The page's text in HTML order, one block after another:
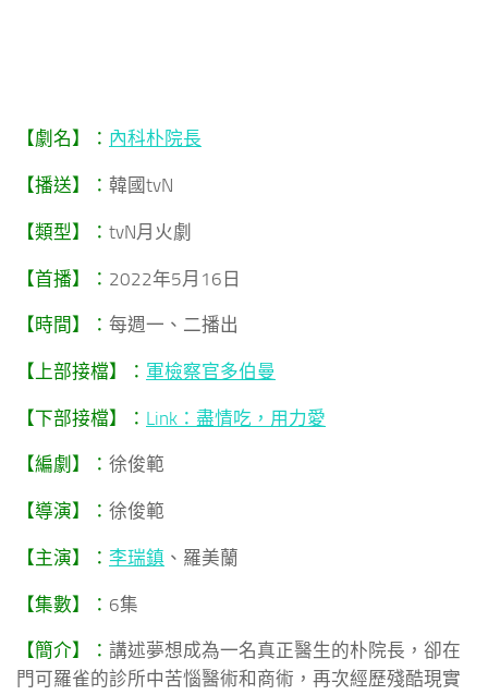
【劇名】： 內科朴院長
【播送】： 韓國tvN
【類型】： tvN月火劇
【首播】： 2022年5月16日
【時間】： 每週一、二播出
【上部接檔】： 軍檢察官多伯曼
【下部接檔】： Link：盡情吃，用力愛
【編劇】： 徐俊範
【導演】： 徐俊範
【主演】： 李瑞鎮 、羅美蘭
【集數】： 6集
【簡介】： 講述夢想成為一名真正醫生的朴院長，卻在
門可羅雀的診所中苦惱醫術和商術，再次經歷殘酷現實